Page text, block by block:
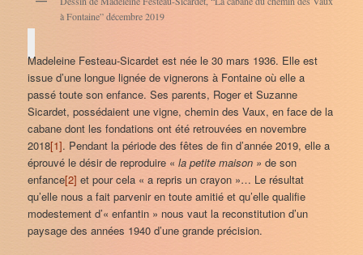
à Fontaine” décembre 2019
Madeleine Festeau-Sicardet est née le 30 mars 1936. Elle est
issue d’une longue lignée de vignerons à Fontaine où elle a
passé toute son enfance. Ses parents, Roger et Suzanne
Sicardet, possédaient une vigne, chemin des Vaux, en face de la
cabane dont les fondations ont été retrouvées en novembre
2018[1]. Pendant la période des fêtes de fin d’année 2019, elle a
éprouvé le désir de reproduire «la petite maison » de son
enfance[2] et pour cela « a repris un crayon »… Le résultat
qu’elle nous a fait parvenir en toute amitié et qu’elle qualifie
modestement d’« enfantin » nous vaut la reconstitution d’un
paysage des années 1940 d’une grande précision.